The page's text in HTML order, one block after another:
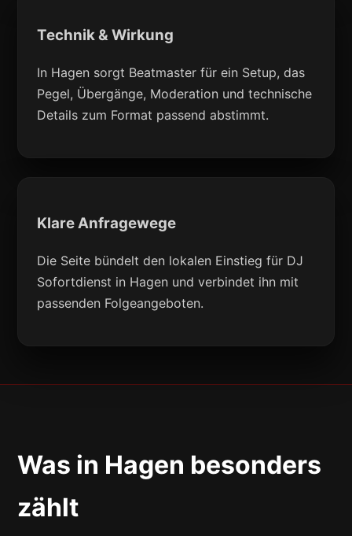
Technik & Wirkung
In Hagen sorgt Beatmaster für ein Setup, das
Pegel, Übergänge, Moderation und technische
Details zum Format passend abstimmt.
Klare Anfragewege
Die Seite bündelt den lokalen Einstieg für DJ
Sofortdienst in Hagen und verbindet ihn mit
passenden Folgeangeboten.
Was in Hagen besonders
zählt